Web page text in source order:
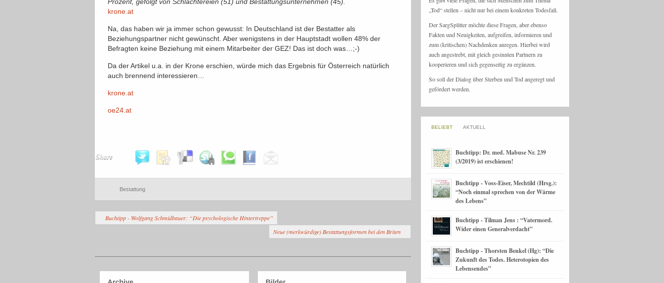
krone.at
Na, das haben wir ja immer schon gewusst: In Deutschland ist der Bestatter als
Beziehungspartner nicht gewünscht. Aber wenigstens in der Hauptstadt wollen 48% der
Befragten keine Beziehung mit einem Mitarbeiter der GEZ! Das ist doch was…;-)
Da der Artikel u.a. in der Krone erschien, würde mich das Ergebnis für Österreich natürlich
auch brennend interessieren…
krone.at
oe24.at
Share
Bestattung
Buchtipp - Wolfgang Schmidbauer: “Die psychologische Hintertreppe”
Neue (merkwürdige) Bestattungsformen bei den Briten
„Tod“ stellen – nicht nur bei einem konkreten Todesfall.
Der SargSplitter möchte diese Fragen, aber ebenso
Fakten und Neuigkeiten, aufgreifen, informieren und
zum (kritischen) Nachdenken anregen. Hierbei wird
auch angestrebt, mit gleich gesinnten Partnern zu
kooperieren und sich gegenseitig zu ergänzen.
So soll der Dialog über Sterben und Tod angeregt und
gefördert werden.
BELIEBT AKTUELL
Buchtipp: Dr. med. Mabuse Nr. 239
(3/2019) ist erschienen!
Buchtipp - Voss-Eiser, Mechtild (Hrsg.):
“Noch einmal sprechen von der Wärme
des Lebens”
Buchtipp - Tilman Jens : “Vatermord.
Wider einen Generalverdacht”
Buchtipp - Thorsten Benkel (Hg): “Die
Zukunft des Todes. Heterotopien des
Lebensendes”